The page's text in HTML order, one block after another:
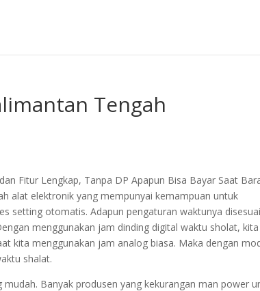
Tengah
Fitur Lengkap, Tanpa DP Apapun Bisa Bayar Saat
alat elektronik yang mempunyai kemampuan untuk
setting otomatis. Adapun pengaturan waktunya
menggunakan jam dinding digital waktu sholat, kita
kita menggunakan jam analog biasa. Maka dengan
shalat.
Banyak produsen yang kekurangan man power